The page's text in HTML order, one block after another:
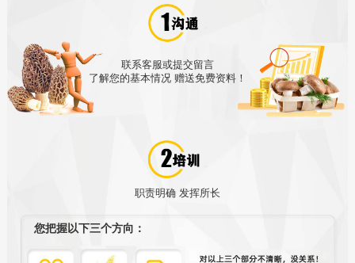
联系客服或提交留言
了解您的基本情况 赠送免费资料！
职责明确 发挥所长
您把握以下三个方向：